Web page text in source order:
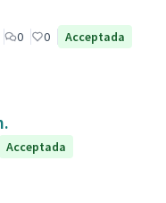
0 0 Acceptada
Acceptada